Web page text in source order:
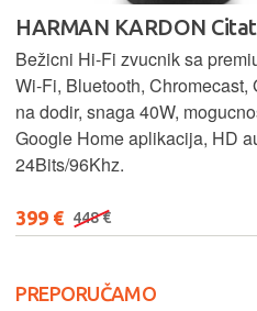
HARMAN KARDON
Bežicni Hi-Fi zvucnik sa
Wi-Fi, Bluetooth,
na dodir, snaga 40W,
Google Home aplikacija, HD
24Bits/96Khz.
399 € 448 €
PREPORUČAMO